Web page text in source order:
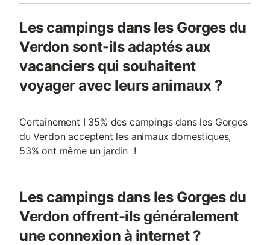
Les campings dans les Gorges du
Verdon sont-ils adaptés aux
vacanciers qui souhaitent
voyager avec leurs animaux ?
Certainement ! 35% des campings dans les Gorges
du Verdon acceptent les animaux domestiques,
53% ont même un jardin !
Les campings dans les Gorges du
Verdon offrent-ils généralement
une connexion à internet ?